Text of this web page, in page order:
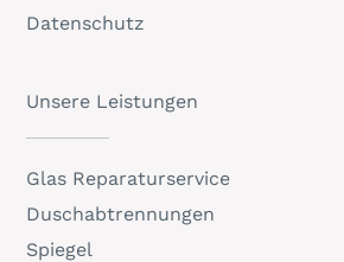
Datenschutz
Unsere Leistungen
Glas Reparaturservice
Duschabtrennungen
Spiegel